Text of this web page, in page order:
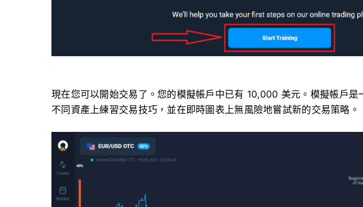
現在您可以開始交易了。您的模擬帳戶中已有 10,000 美元。模擬帳戶是
不同資產上練習交易技巧，並在即時圖表上無風險地嘗試新的交易策略。